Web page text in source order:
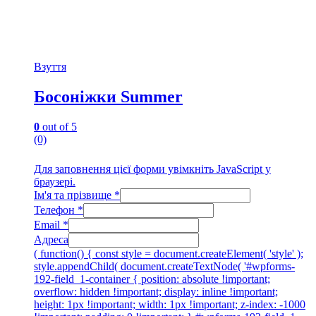
Взуття
Босоніжки Summer
0 out of 5
(0)
Для заповнення цієї форми увімкніть JavaScript у
браузері.
Ім'я та прізвище *
Телефон *
Email *
Адреса
( function() { const style = document.createElement( 'style' );
style.appendChild( document.createTextNode( '#wpforms-
192-field_1-container { position: absolute !important;
overflow: hidden !important; display: inline !important;
height: 1px !important; width: 1px !important; z-index: -1000